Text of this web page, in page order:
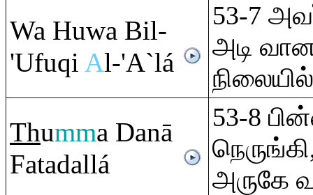
Wa Huwa Bil-
'Ufuqi Al-'A`lá
53-7
அடி
Thumma Danā
Fatadallá
53-8
அருகே